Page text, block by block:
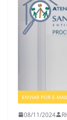
ENVIAR POR E-MAIL
08/11/2024